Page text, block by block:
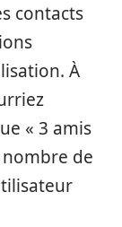
contacts
À
« 3 amis
de